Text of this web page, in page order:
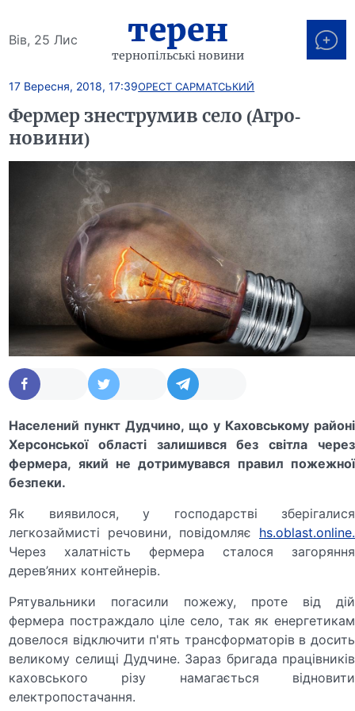
Вів, 25 Лис терен
тернопільські новини
17 Вересня, 2018, 17:39ОРЕСТ САРМАТСЬКИЙ
Фермер знеструмив село (Агро-
новини)
Населений пункт Дудчино, що у Каховському районі
Херсонської області залишився без світла через
фермера, який не дотримувався правил пожежної
безпеки.
Як виявилося, у господарстві зберігалися
легкозаймисті речовини, повідомляє hs.oblast.online.
Через халатність фермера сталося загоряння
дерев’яних контейнерів.
Рятувальники погасили пожежу, проте від дій
фермера постраждало ціле село, так як енергетикам
довелося відключити п'ять трансформаторів в досить
великому селищі Дудчине. Зараз бригада працівників
каховського різу намагається відновити
електропостачання.